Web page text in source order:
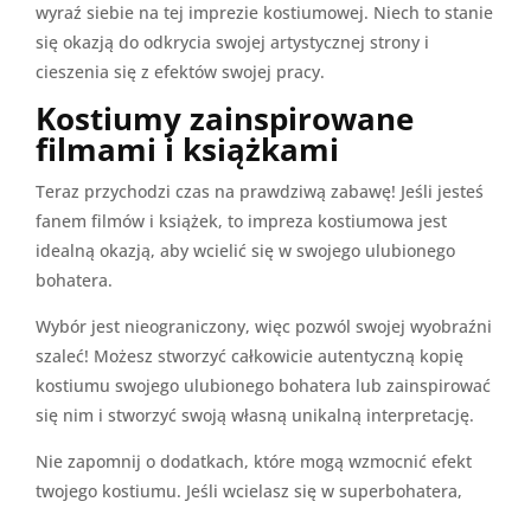
wyraź siebie na tej imprezie kostiumowej. Niech to stanie
się okazją do odkrycia swojej artystycznej strony i
cieszenia się z efektów swojej pracy.
Kostiumy zainspirowane
filmami i książkami
Teraz przychodzi czas na prawdziwą zabawę! Jeśli jesteś
fanem filmów i książek, to impreza kostiumowa jest
idealną okazją, aby wcielić się w swojego ulubionego
bohatera.
Wybór jest nieograniczony, więc pozwól swojej wyobraźni
szaleć! Możesz stworzyć całkowicie autentyczną kopię
kostiumu swojego ulubionego bohatera lub zainspirować
się nim i stworzyć swoją własną unikalną interpretację.
Nie zapomnij o dodatkach, które mogą wzmocnić efekt
twojego kostiumu. Jeśli wcielasz się w superbohatera,